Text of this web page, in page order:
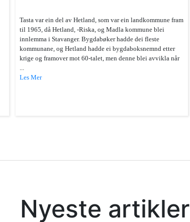
Tasta var ein del av Hetland, som var ein landkommune fram
til 1965, då Hetland, -Riska, og Madla kommune blei
innlemma i Stavanger. Bygdabøker hadde dei fleste
kommunane, og Hetland hadde ei bygdaboksnemnd etter
krige og framover mot 60-talet, men denne blei avvikla når
Les Mer
Nyeste artikler